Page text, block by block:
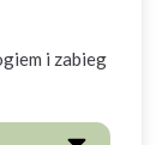
i zabieg